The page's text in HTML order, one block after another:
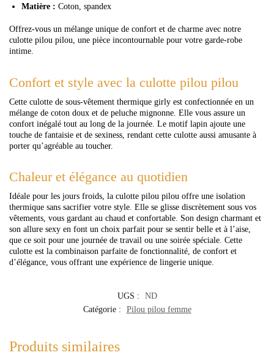
Matière : Coton, spandex
Offrez-vous un mélange unique de confort et de charme avec notre
culotte pilou pilou, une pièce incontournable pour votre garde-robe
intime.
Confort et style avec la culotte pilou pilou
Cette culotte de sous-vêtement thermique girly est confectionnée en un
mélange de coton doux et de peluche mignonne. Elle vous assure un
confort inégalé tout au long de la journée. Le motif lapin ajoute une
touche de fantaisie et de sexiness, rendant cette culotte aussi amusante à
porter qu’agréable au toucher.
Chaleur et élégance au quotidien
Idéale pour les jours froids, la culotte pilou pilou offre une isolation
thermique sans sacrifier votre style. Elle se glisse discrètement sous vos
vêtements, vous gardant au chaud et confortable. Son design charmant et
son allure sexy en font un choix parfait pour se sentir belle et à l’aise,
que ce soit pour une journée de travail ou une soirée spéciale. Cette
culotte est la combinaison parfaite de fonctionnalité, de confort et
d’élégance, vous offrant une expérience de lingerie unique.
UGS :
ND
Catégorie :
Pilou pilou femme
Produits similaires